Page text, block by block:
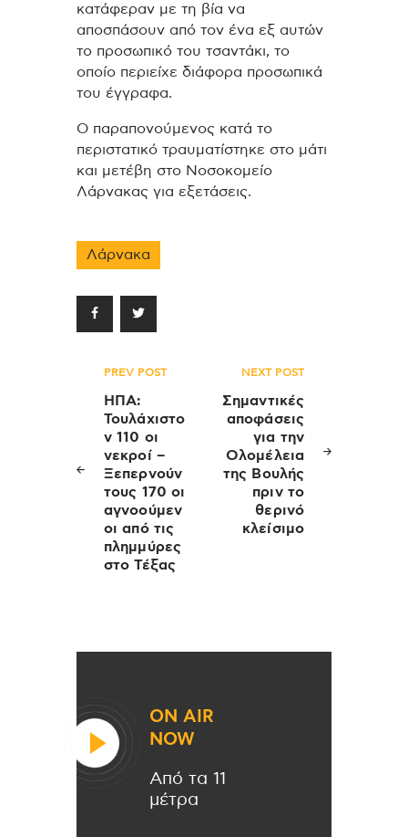
κατάφεραν με τη βία να
αποσπάσουν από τον ένα εξ αυτών
το προσωπικό του τσαντάκι, το
οποίο περιείχε διάφορα προσωπικά
του έγγραφα.
Ο παραπονούμενος κατά το
περιστατικό τραυματίστηκε στο μάτι
και μετέβη στο Νοσοκομείο
Λάρνακας για εξετάσεις.
Λάρνακα
Πλοήγηση
άρθρων
PREV POST
ΗΠΑ:
Τουλάχιστο
ν 110 οι
νεκροί –
Ξεπερνούν
τους 170 οι
αγνοούμεν
οι από τις
πλημμύρες
στο Τέξας
NEXT POST
Σημαντικές
αποφάσεις
για την
Ολομέλεια
της Βουλής
πριν το
θερινό
κλείσιμο
ON AIR
NOW
Από τα 11
μέτρα